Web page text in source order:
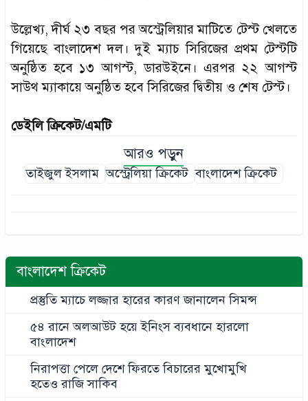
উল্লেখ্য, দীর্ঘ ২৩ বছর পর অস্ট্রেলিয়ার মাটিতে টেস্ট খেলতে
গিয়েছে বাংলাদেশ দল। দুই ম্যাচ সিরিজের প্রথম টেস্টটি
অনুষ্ঠিত হবে ১৩ আগস্ট, ডারউইনে। এরপর ২২ আগস্ট
সাউথ ম্যাকায়ে অনুষ্ঠিত হবে সিরিজের দ্বিতীয় ও শেষ টেস্ট।
ডেইলি ক্রিকেট/এমটি
আরও পড়ুন
তাইজুল ইসলাম অস্ট্রেলিয়া ক্রিকেট বাংলাদেশ ক্রিকেট
বাংলাদেশ ক্রিকেট
প্রস্তুতি ম্যাচে লজ্জার হারের কারণ জানালেন সিমন্স
৫৪ রানে অলআউট হয়ে ইনিংস ব্যবধানে হারলো
বাংলাদেশ
নিরাপত্তা পেলে দেশে ফিরতে বিচারের মুখোমুখি
হতেও রাজি সাকিব